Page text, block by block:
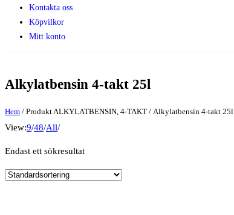
Kontakta oss
Köpvilkor
Mitt konto
Alkylatbensin 4-takt 25l
Hem / Produkt ALKYLATBENSIN, 4-TAKT / Alkylatbensin 4-takt 25l
View:9/48/All/
Endast ett sökresultat